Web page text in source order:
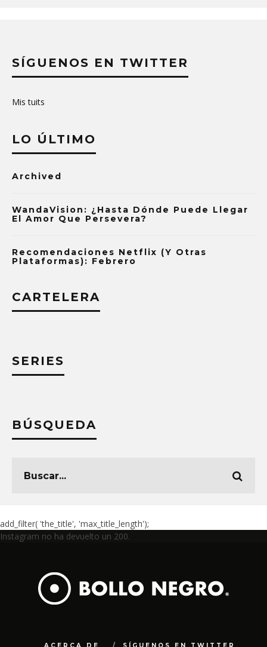
SÍGUENOS EN TWITTER
Mis tuits
LO ÚLTIMO
Archived
WandaVision: ¿Hasta Dónde Puede Llegar
El Amor Que Persevera?
Recomendaciones Netflix (y Otras
Plataformas): Febrero
CARTELERA
SERIES
BÚSQUEDA
add_filter( 'the_title', 'max_title_length');
Instagram no ha devuelto un 200.